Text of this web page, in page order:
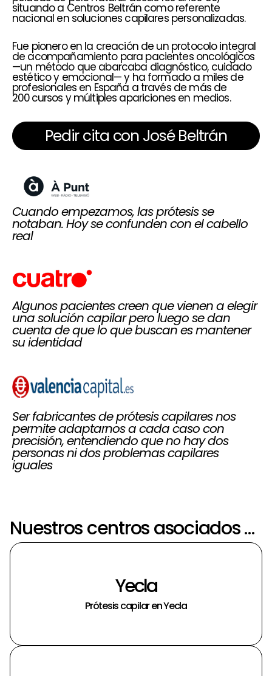
situando a Centros Beltrán como referente
nacional en soluciones capilares personalizadas.
Fue pionero en la creación de un protocolo integral
de acompañamiento para pacientes oncológicos
—un método que abarcaba diagnóstico, cuidado
estético y emocional— y ha formado a miles de
profesionales en España a través de más de
200 cursos y múltiples apariciones en medios.
Pedir cita con José Beltrán
Cuando empezamos, las prótesis se
notaban. Hoy se confunden con el cabello
real
Algunos pacientes creen que vienen a elegir
una solución capilar pero luego se dan
cuenta de que lo que buscan es mantener
su identidad
Ser fabricantes de prótesis capilares nos
permite adaptarnos a cada caso con
precisión, entendiendo que no hay dos
personas ni dos problemas capilares
iguales
Nuestros centros asociados más próximos a Jumilla
Yecla
Prótesis capilar en Yecla